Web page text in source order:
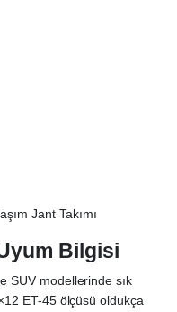
Jant Takımı
Bilgisi
SUV modellerinde sık
ET-45 ölçüsü oldukça